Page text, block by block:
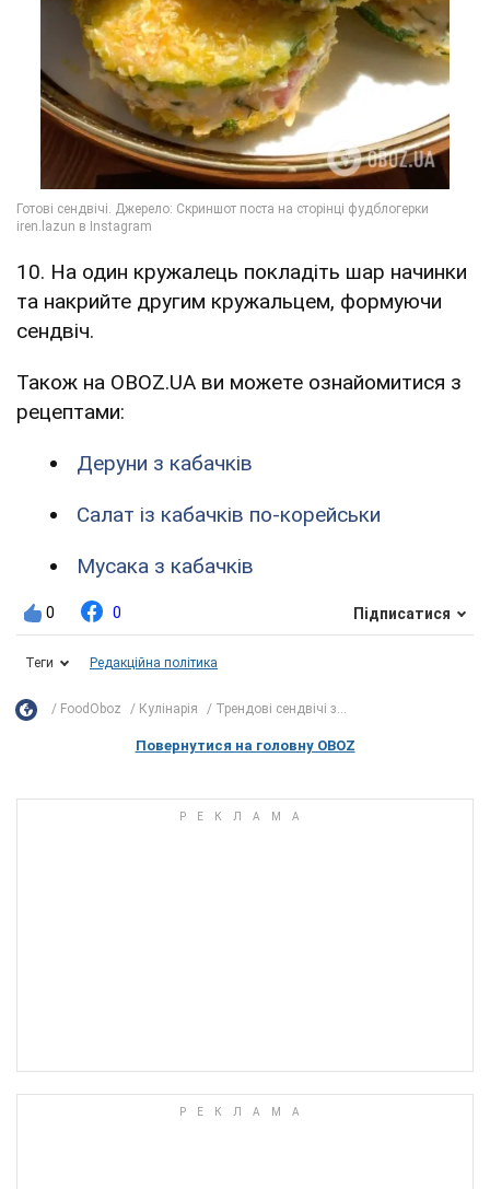
10. На один кружалець покладіть шар начинки
та накрийте другим кружальцем, формуючи
сендвіч.
Також на OBOZ.UA ви можете ознайомитися з
рецептами:
Деруни з кабачків
Салат із кабачків по-корейськи
Мусака з кабачків
0 0 Підписатися
Теги Редакційна політика
FoodOboz Кулінарія Трендові сендвічі з...
Повернутися на головну OBOZ